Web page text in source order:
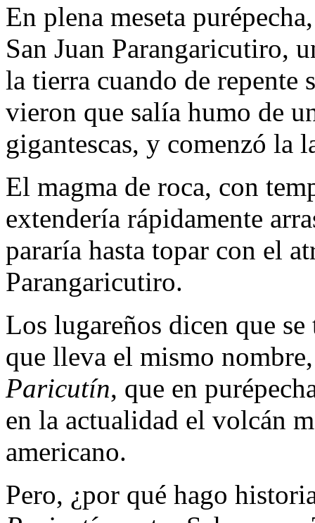
En plena meseta
San Juan Parangaricutiro,
la tierra cuando de
vieron que salía humo de
gigantescas, y comenzó la
El magma de roca, con
extendería rápidamente
pararía hasta topar con el
Parangaricutiro.
Los lugareños dicen que
que lleva el mismo
Paricutín, que en
en la actualidad el volcán
americano.
Pero, ¿por qué hago